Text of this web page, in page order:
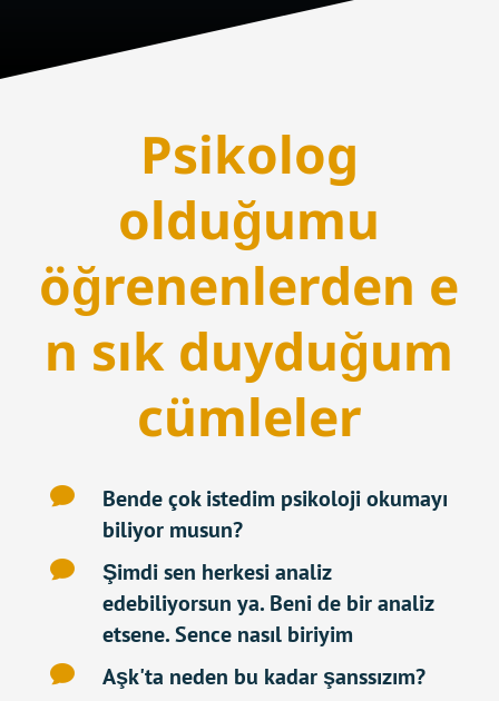
Psikolog
olduğumu
öğrenenlerden e
n sık duyduğum
cümleler

Bende çok istedim psikoloji okumayı
biliyor musun?

Şimdi sen herkesi analiz
edebiliyorsun ya. Beni de bir analiz
etsene. Sence nasıl biriyim
 Aşk'ta neden bu kadar şanssızım?